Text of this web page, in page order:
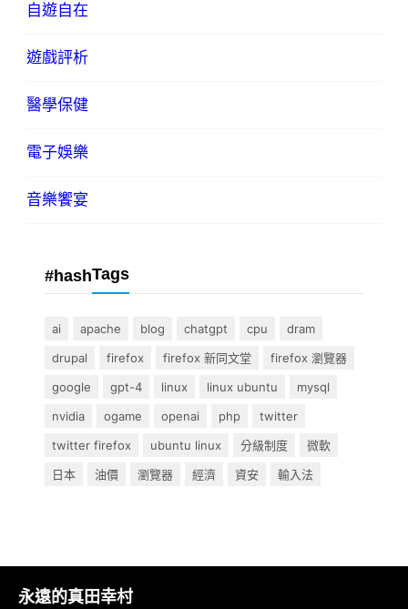
自遊自在
遊戲評析
醫學保健
電子娛樂
音樂饗宴
#hashTags
ai apache blog chatgpt cpu
dram
drupal
firefox firefox 新同文堂
firefox 瀏覽器
google
gpt-4 linux linux ubuntu
mysql
nvidia
ogame openai php
twitter
twitter firefox
ubuntu linux 分級制度
微軟
日本
油價 瀏覽器 經濟 資安 輸入法
永遠的真田幸村